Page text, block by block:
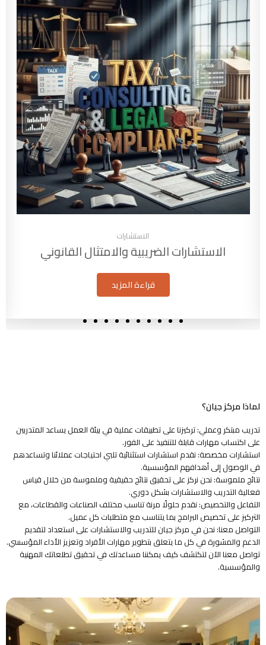
الاستشارات
الاستشارات الضريبية والامتثال القانوني
قراءة المزيد
لماذا مركز جيان؟
تدريب مبتكر وعملي: تركيزنا على تطبيقات عملية في بيئة العمل يساعد المتدربين
على اكتساب مهارات قابلة للتنفيذ على الفور.
استشارات مخصصة: نقدم استشارات استثنائية تلبي احتياجات عملائنا وتساعدهم
في الوصول إلى أهدافهم المؤسسية.
نتائج ملموسة: نحن نركز على تحقيق نتائج حقيقية وملموسة من خلال قياس
فعالية التدريب والاستشارات بشكل دوري.
التفاعل والتخصيص: نقدم حلولًا مرنة تناسب مختلف الصناعات والقطاعات، مع
التركيز على تخصيص البرامج بما يتناسب مع متطلبات كل عميل.
التواصل معنا: نحن في مركز جيان للتدريب والاستشارات على استعداد لتقديم
الدعم والمشورة في كل ما يتعلق بتطوير مهارات الأفراد وتعزيز الأداء المؤسسي.
تواصل معنا الآن لتكتشف كيف يمكننا مساعدتك في تحقيق تطلعاتك المهنية
والمؤسسية.